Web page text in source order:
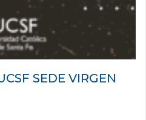
SEDE VIRGEN